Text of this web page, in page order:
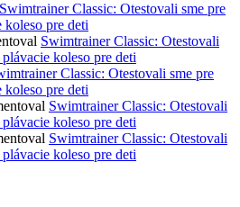
Swimtrainer Classic: Otestovali sme pre
koleso pre deti
Swimtrainer Classic: Otestovali
koleso pre deti
Classic: Otestovali sme pre
koleso pre deti
Swimtrainer Classic: Otestovali
koleso pre deti
Swimtrainer Classic: Otestovali
koleso pre deti